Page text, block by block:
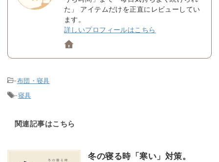
た」 アイテムだけを正直にレビューしてい
ます。
詳しいプロフィールはこちら
-布団・寝具
-寝具
関連記事はこちら
冬の寝る時「寒い」対策。